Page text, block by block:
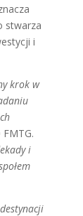
stwarza
i
krok w
i